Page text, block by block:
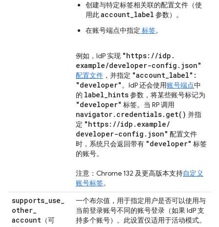
创建与特定标签相关联的配置文件（使
用此account_label 参数）。
在账号端点中指定 标签。
例如，IdP 实现 "https: //idp .
example/developer-config . json"
配置文件 ，并指定 "account_label":
"developer"。IdP 还会使用账号端点中
的 label_hints参数，将某些账号标记为
"developer" 标签。当 RP 调用
navigator. credentials. get( ) 并指
定 "https: //idp . example/
developer-config . json" 配置文件
时，系统只会返回带有 "developer" 标签
的账号。
注意：Chrome 132 及更高版本支持自定义
账号标签。
supports_use_
other_
account （可
一个布尔值，用于指定用户是否可以使用与
当前登录账号不同的账号登录（如果 IdP 支
持多个账号）。此设置仅适用于活动模式。